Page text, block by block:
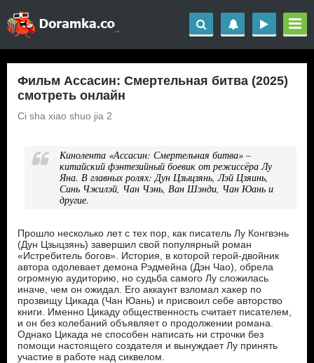
Фильм Ассасин: Смертельная битва (2025)
смотреть онлайн
Ci sha xiao shuo jia 2
Кинолента «Ассасин: Смертельная битва» –
китайский фэнтезийный боевик от режиссёра Лу
Яна. В главных ролях: Дун Цзыцзянь, Лэй Цзяинь,
Синь Чжилэй, Чан Чэнь, Ван Шэнди, Чан Юань и
другие.
Прошло несколько лет с тех пор, как писатель Лу Конгвэнь
(Дун Цзыцзянь) завершил свой популярный роман
«Истребитель богов». История, в которой герой-двойник
автора одолевает демона Рэдмейна (Дэн Чао), обрела
огромную аудиторию, но судьба самого Лу сложилась
иначе, чем он ожидал. Его аккаунт взломал хакер по
прозвищу Цикада (Чан Юань) и присвоил себе авторство
книги. Именно Цикаду общественность считает писателем,
и он без колебаний объявляет о продолжении романа.
Однако Цикада не способен написать ни строчки без
помощи настоящего создателя и вынуждает Лу принять
участие в работе над сиквелом.